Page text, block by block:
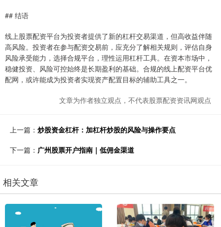
## 结语
线上股票配资平台为投资者提供了新的杠杆交易渠道，但高收益伴随
高风险。投资者在参与配资交易前，应充分了解相关规则，评估自身
风险承受能力，选择合规平台，理性运用杠杆工具。在资本市场中，
稳健投资、风险可控始终是长期盈利的基础。合规的线上配资平台优
配网，或许能成为投资者实现资产配置目标的辅助工具之一。
文章为作者独立观点，不代表股票配资资讯网观点
上一篇： 炒股资金杠杆：加杠杆炒股的风险与操作要点
下一篇： 广州股票开户指南｜低佣金渠道
相关文章